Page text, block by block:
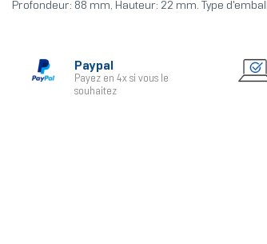
Profondeur: 88 mm, Hauteur: 22 mm. Type
Paypal
Payez en 4x si vous le
souhaitez